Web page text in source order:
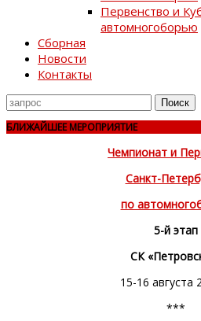
Первенство и
автомногоборью
Сборная
Новости
Контакты
Поиск
для
БЛИЖАЙШЕЕ МЕРОПРИЯТИЕ
Чемпионат и
Санкт-
по
5-й этап
СК
15-16 августа
***